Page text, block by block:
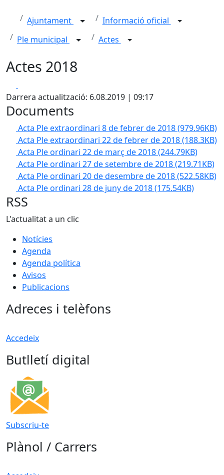
Ajuntament
Informació oficial
Ple municipal
Actes
Actes 2018
Darrera actualització: 6.08.2019 | 09:17
Documents
Acta Ple extraordinari 8 de febrer de 2018(979.96KB)
Acta Ple extraordinari 22 de febrer de 2018(188.3KB)
Acta Ple ordinari 22 de març de 2018(244.79KB)
Acta Ple ordinari 27 de setembre de 2018(219.71KB)
Acta Ple ordinari 20 de desembre de 2018(522.58KB)
Acta Ple ordinari 28 de juny de 2018(175.54KB)
RSS
L'actualitat a un clic
Notícies
Agenda
Agenda política
Avisos
Publicacions
Adreces i telèfons
Accedeix
Butlletí digital
Subscriu-te
Plànol / Carrers